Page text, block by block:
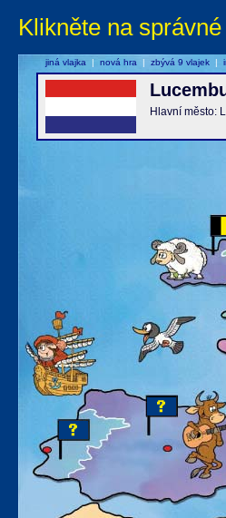
Klikněte na
Hlavní město:
jiná vlajka | nová hra | zbývá 9 vlajek |